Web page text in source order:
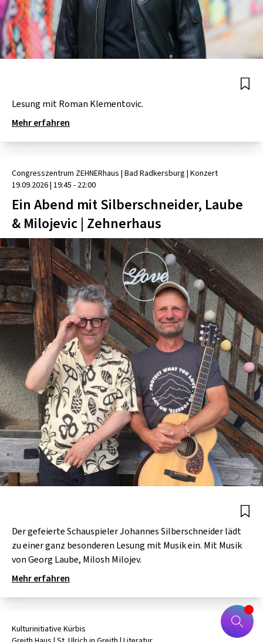
Lesung mit Roman Klementovic.
Mehr erfahren
Congresszentrum ZEHNERhaus | Bad Radkersburg | Konzert
19.09.2026| 19:45 - 22:00
Ein Abend mit Silberschneider, Laube
& Milojevic | Zehnerhaus
Der gefeierte Schauspieler Johannes Silberschneider lädt
zu einer ganz besonderen Lesung mit Musik ein. Mit Musik
von Georg Laube, Milosh Milojev.
Mehr erfahren
Kulturinitiative Kürbis